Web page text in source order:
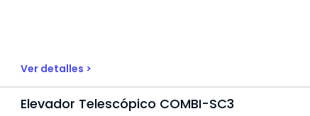
Ver detalles >
Elevador Telescópico COMBI-SC3